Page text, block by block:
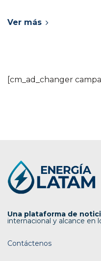
Ver más
[cm_ad_changer
Una plataforma de
internacional y alcance en
Contáctenos